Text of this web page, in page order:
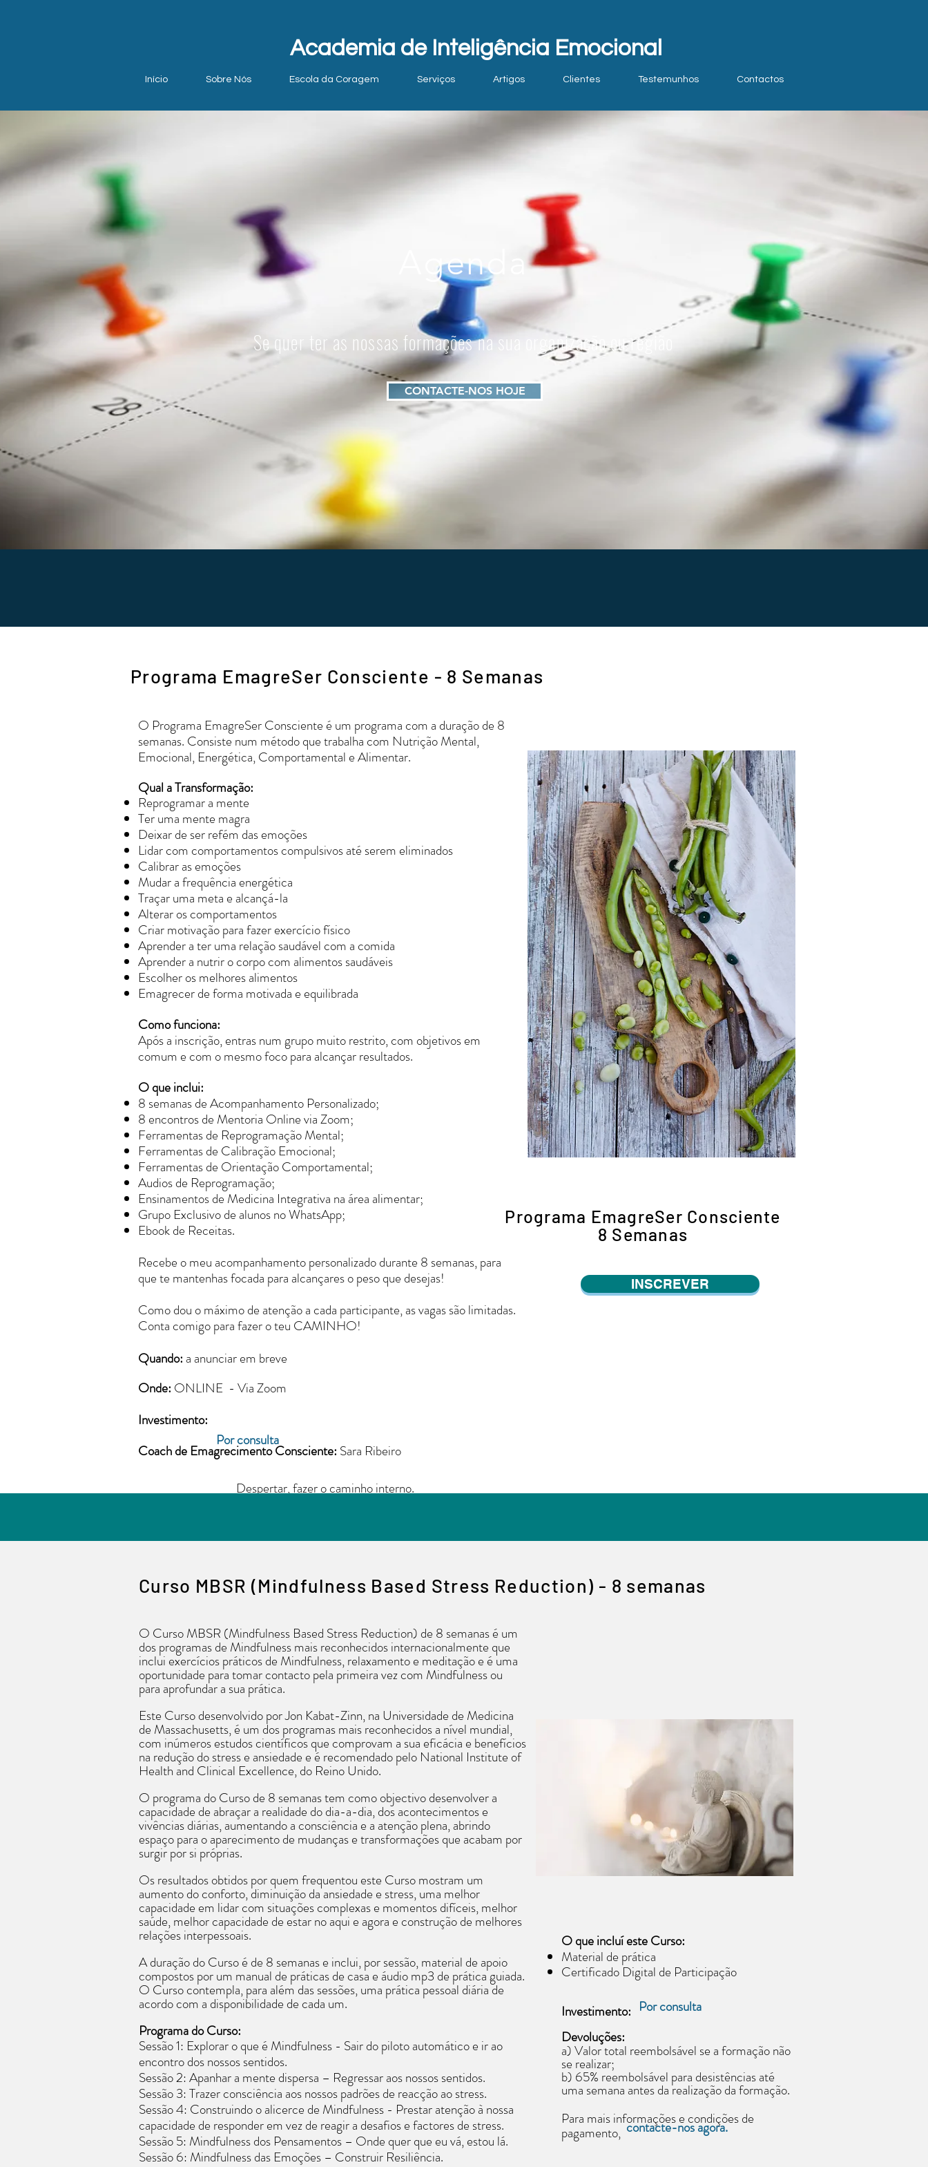
Academia de Inteligência Emocional
Início Sobre Nós Escola da Coragem Serviços Artigos Clientes Testemunhos Contactos
Agenda
Se quer ter as nossas formações na sua organização ou região
CONTACTE-NOS HOJE
Programa EmagreSer Consciente - 8 Semanas
O Programa EmagreSer Consciente é um programa com a duração de 8
semanas. Consiste num método que trabalha com Nutrição Mental,
Emocional, Energética, Comportamental e Alimentar.
Qual a Transformação:
Reprogramar a mente
Ter uma mente magra
Deixarde ser refém dasemoções
Lidar com comportamentos compulsivos até serem eliminados
Calibrar as emoções
Mudarafrequência energética
Traçar uma meta e alcançá-la
Alteraroscomportamentos
Criar motivação para fazer exercício físico
Aprender a ter uma relação saudável com a comida
Aprender a nutrir o corpo com alimentos saudáveis
Escolheros melhores alimentos
Emagrecer de forma motivada e equilibrada
Como funciona:
Após a inscrição, entras num grupo muito restrito, com objetivos em
comum e com o mesmo foco para alcançar resultados.
O que inclui:
8 semanas de Acompanhamento Personalizado;
8 encontros de Mentoria Online via Zoom;
Ferramentas de Reprogramação Mental;
Ferramentas de Calibração Emocional;
Ferramentas de Orientação Comportamental;
Audios de Reprogramação;
Ensinamentos de Medicina Integrativa na área alimentar;
Grupo Exclusivo de alunos no WhatsApp;
Ebook de Receitas.
Recebe o meu acompanhamento personalizado durante 8 semanas, para
que te mantenhas focada para alcançares o peso que desejas!
Como dou o máximo de atenção a cada participante, as vagas são limitadas.
Conta comigo para fazer o teu CAMINHO!
Quando:a anunciar em breve
Onde: ONLINE - Via Zoom
Investimento:
Coach de Emagrecimento Consciente: Sara Ribeiro
INSCREVER
Programa EmagreSer Consciente
8 Semanas
Por consulta
Despertar, fazer o caminho interno.
O Coaching Integrativo abarca:
Coaching
Inteligência Emocional
Mindfulness
Princípios da Medicina Integrativa
Espiritualidade
O que vais trabalhar?
Clareza
Presença
Foco
Hábitos
Determinação
Consistência
Disciplina
Crenças
Valores
Responsabilidade
Como funciona:
Programa individual, direccionado para as tuas necessidades.
Duração:
6 meses
Sessão de esclarecimento:
30 minutos
Gratuita
Coach:Sara Ribeiro
Curso MBSR (Mindfulness Based Stress Reduction) - 8 semanas
O Curso MBSR (Mindfulness Based Stress Reduction) de 8 semanas é um
dos programas de Mindfulness mais reconhecidos internacionalmente que
inclui exercícios práticos de Mindfulness, relaxamento e meditação e é uma
oportunidade para tomar contacto pela primeira vez com Mindfulness ou
para aprofundar a sua prática.
Este Curso desenvolvido por Jon Kabat-Zinn, na Universidade de Medicina
de Massachusetts, é um dos programas mais reconhecidos a nível mundial,
com inúmeros estudos científicos que comprovam a sua eficácia e benefícios
na redução do stress e ansiedade e é recomendado pelo National Institute of
Health and Clinical Excellence, do Reino Unido.
O programa do Curso de 8 semanas tem como objectivo desenvolver a
capacidade de abraçar a realidade do dia-a-dia, dos acontecimentos e
vivências diárias, aumentando a consciência e a atenção plena, abrindo
espaço para o aparecimento de mudanças e transformações que acabam por
surgir por si próprias.
Os resultados obtidos por quem frequentou este Curso mostram um
aumento do conforto, diminuição da ansiedade e stress, uma melhor
capacidade em lidar com situações complexas e momentos difíceis, melhor
saúde, melhor capacidade de estar no aqui e agora e construção de melhores
relações interpessoais.
A duração do Curso é de 8 semanas e inclui, por sessão, material de apoio
compostos por um manual de práticas de casa e áudio mp3 de prática guiada.
O Curso contempla, para além das sessões, uma prática pessoal diária de
acordo com a disponibilidade de cada um.
Programa do Curso:
Sessão 1: Explorar o que é Mindfulness - Sair do piloto automático e ir ao
encontro dos nossos sentidos.
Sessão 2: Apanhar a mente dispersa – Regressar aos nossos sentidos.
Sessão 3: Trazer consciência aos nossos padrões de reacção ao stress.
Sessão 4: Construindo o alicerce de Mindfulness - Prestar atenção à nossa
capacidade de responder em vez de reagir a desafios e factores de stress.
Sessão 5: Mindfulness dos Pensamentos – Onde quer que eu vá, estou lá.
Sessão 6: Mindfulness das Emoções – Construir Resiliência.
O que incluí este Curso:
Material de prática
Certificado Digital de Participação
Investimento:
Devoluções:
a) Valor total reembolsável se a formação não
se realizar;
b) 65% reembolsável para desistências até
uma semana antes da realização da formação.
Para mais informações e condições de
pagamento, contacte-nos agora.
Por consulta